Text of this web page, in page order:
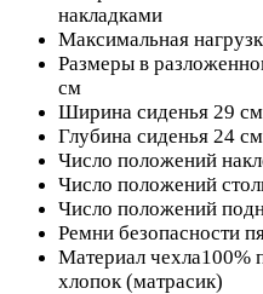
накладками
Максимальная
Размеры в
см
Ширина сиденья 29 см
Глубина сиденья 24 см
Число положений
Число положений
Число положений
Ремни безопасности
Материал чехла100%
хлопок (матрасик)